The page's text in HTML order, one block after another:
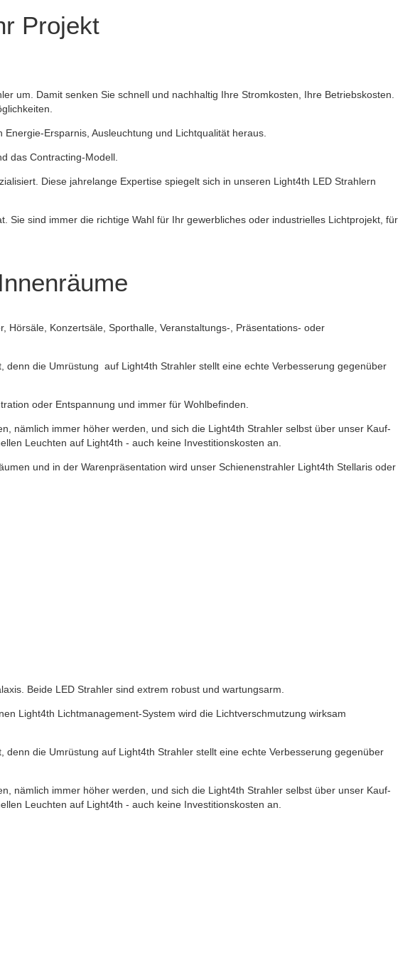
Projekt
um. Damit senken Sie schnell und nachhaltig Ihre Stromkosten, Ihre Betriebskosten.
Energie-Ersparnis, Ausleuchtung und Lichtqualität heraus.
das Contracting-Modell.
Diese jahrelange Expertise spiegelt sich in unseren Light4th LED Strahlern
sind immer die richtige Wahl für Ihr gewerbliches oder industrielles Lichtprojekt, für
Konzertsäle, Sporthalle, Veranstaltungs-, Präsentations- oder
die Umrüstung auf Light4th Strahler stellt eine echte Verbesserung gegenüber
oder Entspannung und immer für Wohlbefinden.
nämlich immer höher werden, und sich die Light4th Strahler selbst über unser Kauf-
Leuchten auf Light4th - auch keine Investitionskosten an.
und in der Warenpräsentation wird unser Schienenstrahler Light4th Stellaris oder
Beide LED Strahler sind extrem robust und wartungsarm.
Light4th Lichtmanagement-System wird die Lichtverschmutzung wirksam
die Umrüstung auf Light4th Strahler stellt eine echte Verbesserung gegenüber
nämlich immer höher werden, und sich die Light4th Strahler selbst über unser Kauf-
Leuchten auf Light4th - auch keine Investitionskosten an.